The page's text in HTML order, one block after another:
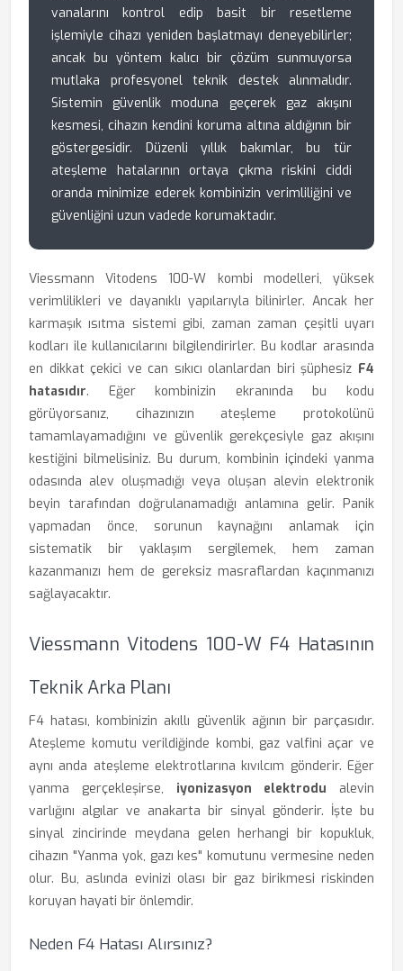
vanalarını kontrol edip basit bir resetleme
işlemiyle cihazı yeniden başlatmayı deneyebilirler;
ancak bu yöntem kalıcı bir çözüm sunmuyorsa
mutlaka profesyonel teknik destek alınmalıdır.
Sistemin güvenlik moduna geçerek gaz akışını
kesmesi, cihazın kendini koruma altına aldığının bir
göstergesidir. Düzenli yıllık bakımlar, bu tür
ateşleme hatalarının ortaya çıkma riskini ciddi
oranda minimize ederek kombinizin verimliliğini ve
güvenliğini uzun vadede korumaktadır.
Viessmann Vitodens 100-W kombi modelleri, yüksek
verimlilikleri ve dayanıklı yapılarıyla bilinirler. Ancak her
karmaşık ısıtma sistemi gibi, zaman zaman çeşitli uyarı
kodları ile kullanıcılarını bilgilendirirler. Bu kodlar arasında
en dikkat çekici ve can sıkıcı olanlardan biri şüphesiz F4
hatasıdır. Eğer kombinizin ekranında bu kodu
görüyorsanız, cihazınızın ateşleme protokolünü
tamamlayamadığını ve güvenlik gerekçesiyle gaz akışını
kestiğini bilmelisiniz. Bu durum, kombinin içindeki yanma
odasında alev oluşmadığı veya oluşan alevin elektronik
beyin tarafından doğrulanamadığı anlamına gelir. Panik
yapmadan önce, sorunun kaynağını anlamak için
sistematik bir yaklaşım sergilemek, hem zaman
kazanmanızı hem de gereksiz masraflardan kaçınmanızı
sağlayacaktır.
Viessmann Vitodens 100-W F4 Hatasının
Teknik Arka Planı
F4 hatası, kombinizin akıllı güvenlik ağının bir parçasıdır.
Ateşleme komutu verildiğinde kombi, gaz valfini açar ve
aynı anda ateşleme elektrotlarına kıvılcım gönderir. Eğer
yanma gerçekleşirse, iyonizasyon elektrodu alevin
varlığını algılar ve anakarta bir sinyal gönderir. İşte bu
sinyal zincirinde meydana gelen herhangi bir kopukluk,
cihazın "Yanma yok, gazı kes" komutunu vermesine neden
olur. Bu, aslında evinizi olası bir gaz birikmesi riskinden
koruyan hayati bir önlemdir.
Neden F4 Hatası Alırsınız?